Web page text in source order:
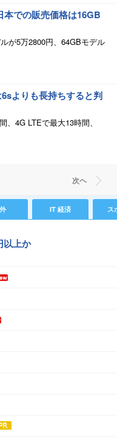
での販売価格は16GB
が5万2800円、64GBモデル
よりも長持ちすると判
、4G LTEで最大13時間、
次ヘ
IT 経済 ス
以上か